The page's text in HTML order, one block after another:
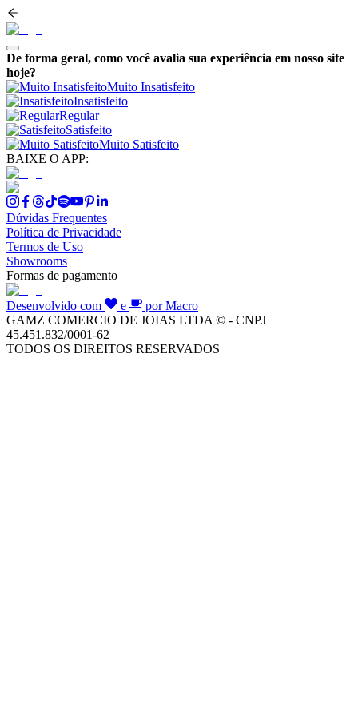
De forma geral, como você avalia sua experiência em nosso site
hoje?
Muito Insatisfeito
Insatisfeito
Regular
Satisfeito
Muito Satisfeito
BAIXE O APP:
Dúvidas Frequentes
Política de Privacidade
Termos de Uso
Showrooms
Formas de pagamento
Desenvolvido com e
por Macro
GAMZ COMERCIO DE JOIAS LTDA © - CNPJ
45.451.832/0001-62
TODOS OS DIREITOS RESERVADOS